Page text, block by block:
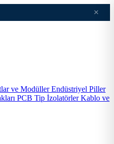
×
ve ModüllerEndüstriyel Piller
PCB Tip İzolatörlerKablo ve